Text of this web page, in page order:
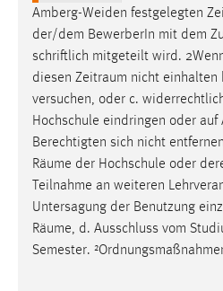
Amberg-Weiden festgelegten
der/dem BewerberIn mit dem
schriftlich mitgeteilt wird.
diesen Zeitraum nicht einhalten
versuchen, oder c.
Hochschule eindringen oder auf
Berechtigten sich nicht
Räume der Hochschule oder
Teilnahme an weiteren
Untersagung der Benutzung
Räume, d. Ausschluss vom
Semester.